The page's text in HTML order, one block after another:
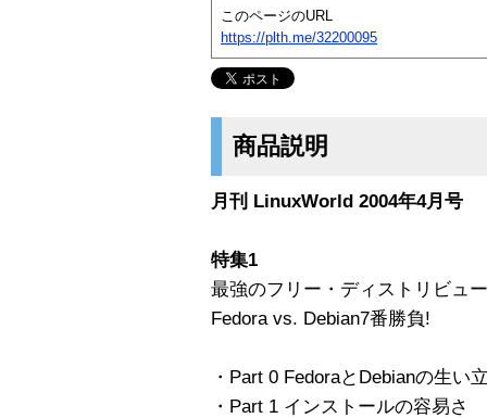
このページのURL
https://plth.me/32200095
商品説明
月刊 LinuxWorld 2004年4月号
特集1
最強のフリー・ディストリビュ
Fedora vs. Debian7番勝負!
・Part 0 FedoraとDebianの生い
・Part 1 インストールの容易さ